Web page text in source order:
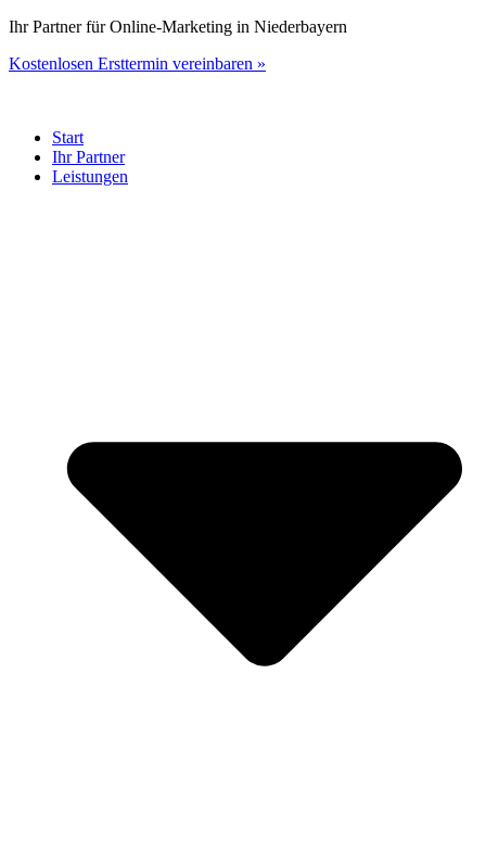
Zum
springen
Ihr Partner für Online-Marketing in Niederbayern
Kostenlosen Ersttermin vereinbaren »
Start
Ihr Partner
Leistungen